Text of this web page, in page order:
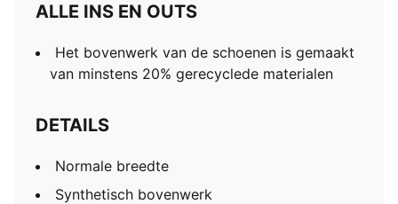
ALLE INS EN OUTS
Het bovenwerk van de schoenen is gemaakt
van minstens 20% gerecyclede materialen
DETAILS
Normale breedte
Synthetisch bovenwerk